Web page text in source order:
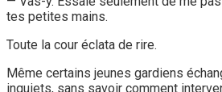
tes petites mains.
Toute la cour éclata de rire.
Même certains jeunes gardiens
inquiets, sans savoir comment